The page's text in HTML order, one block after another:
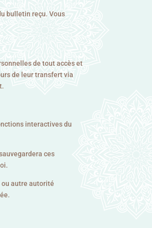
bulletin reçu. Vous
de tout accès et
de leur transfert via
interactives du
ces
ou autre autorité